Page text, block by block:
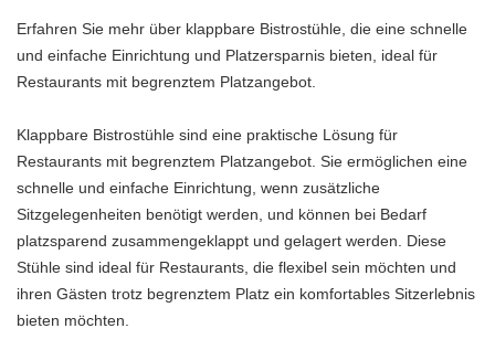
Erfahren Sie mehr über klappbare Bistrostühle, die eine schnelle
und einfache Einrichtung und Platzersparnis bieten, ideal für
Restaurants mit begrenztem Platzangebot.
Klappbare Bistrostühle sind eine praktische Lösung für
Restaurants mit begrenztem Platzangebot. Sie ermöglichen eine
schnelle und einfache Einrichtung, wenn zusätzliche
Sitzgelegenheiten benötigt werden, und können bei Bedarf
platzsparend zusammengeklappt und gelagert werden. Diese
Stühle sind ideal für Restaurants, die flexibel sein möchten und
ihren Gästen trotz begrenztem Platz ein komfortables Sitzerlebnis
bieten möchten.